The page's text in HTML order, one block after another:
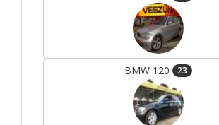
BMW 120 23